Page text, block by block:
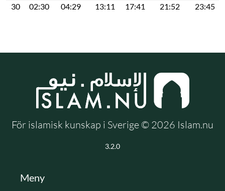
30
02:30 04:29 13:11 17:41 21:52 23:45
För islamisk kunskap i Sverige © 2026 Islam.nu
3.2.0
Meny